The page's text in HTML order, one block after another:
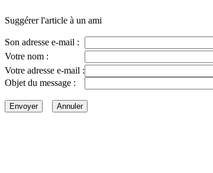
Suggérer l'article à un ami
Son adresse e-mail :
Votre nom :
Votre adresse e-mail :
Objet du message :